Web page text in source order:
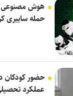
هوش مصنوعی
حمله سایبری
حضور کودکان
عملکرد